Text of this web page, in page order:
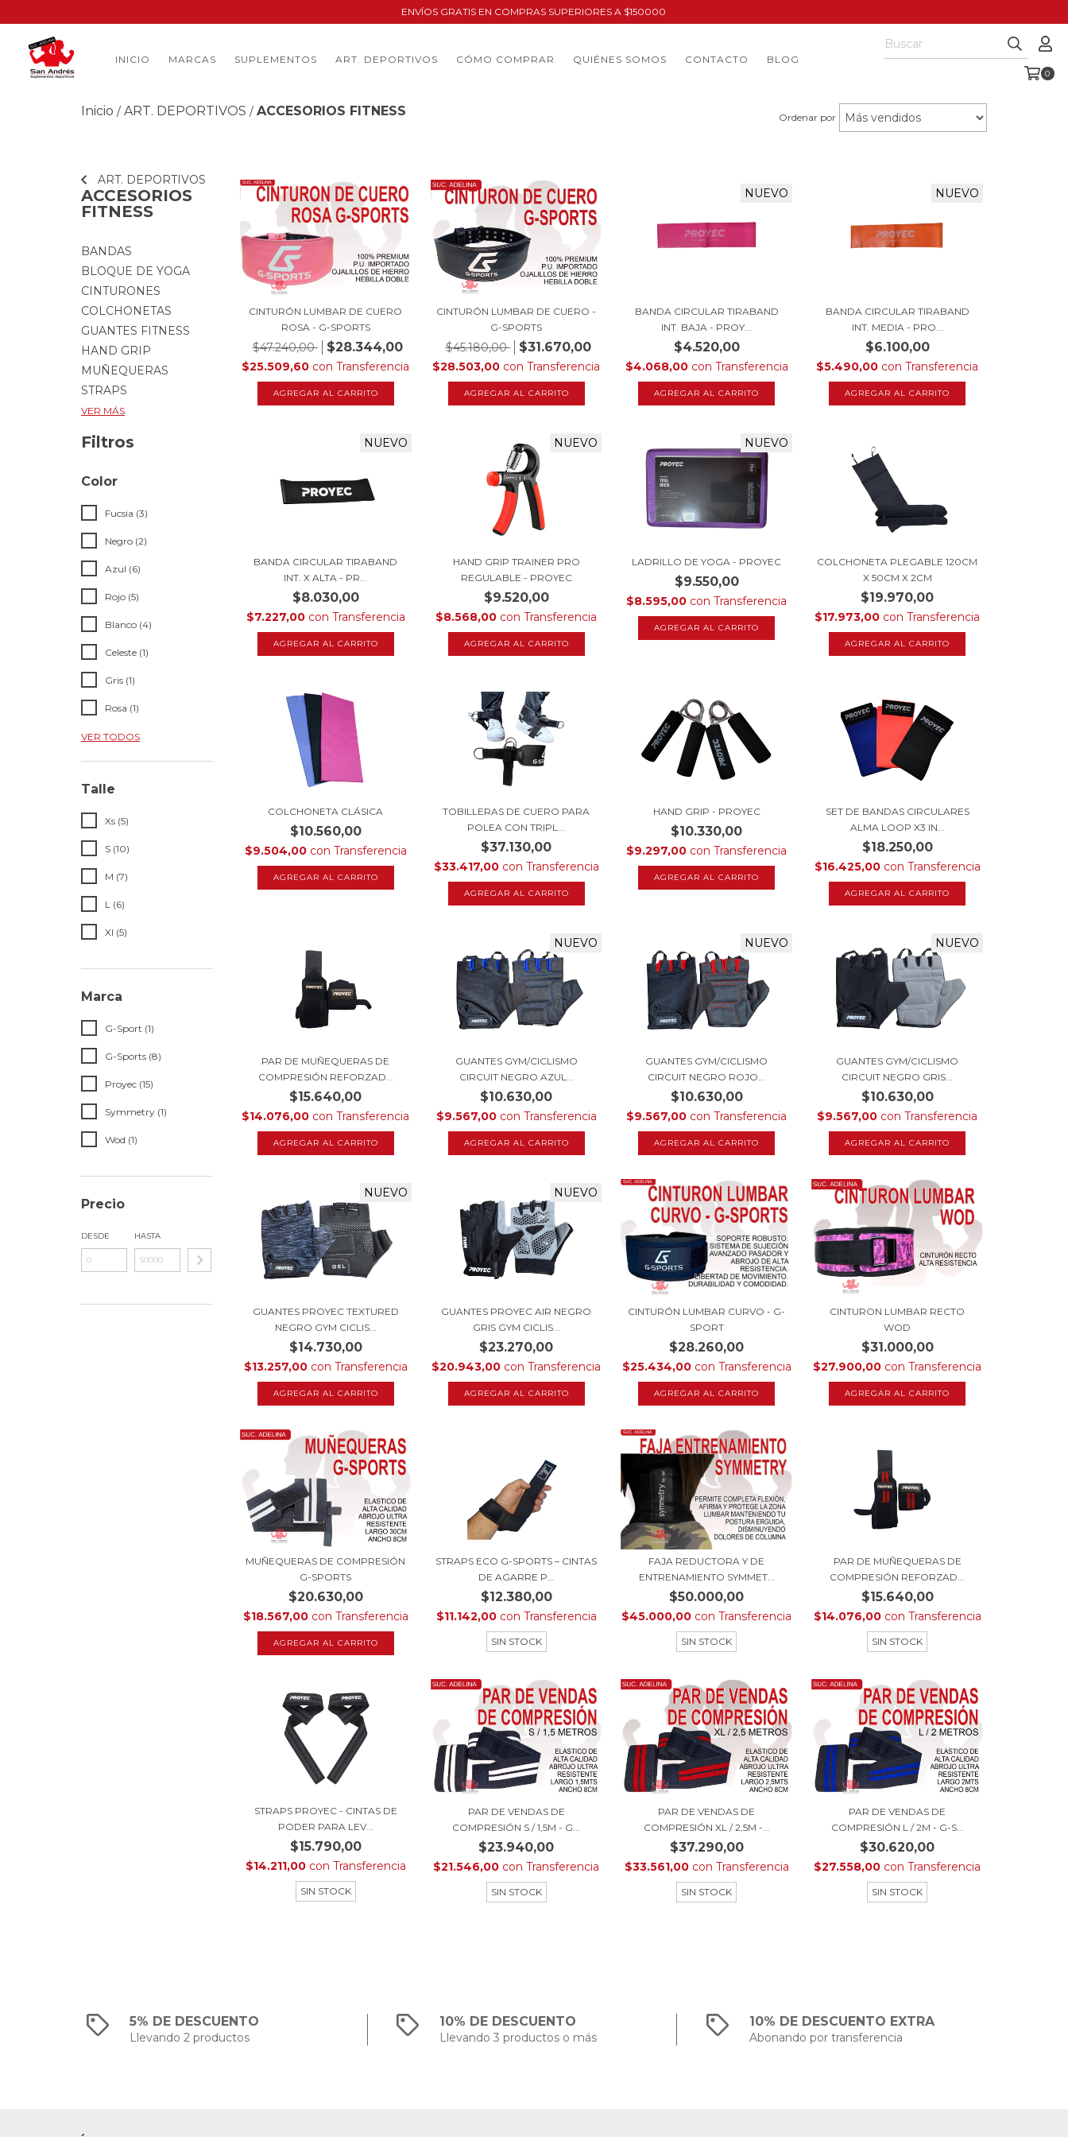
ENVÍOS GRATIS EN COMPRAS SUPERIORES A $150000
INICIO MARCAS SUPLEMENTOS ART. DEPORTIVOS CÓMO COMPRAR QUIÉNES SOMOS CONTACTO BLOG
0
Inicio / ART. DEPORTIVOS / ACCESORIOS FITNESS Ordenar por
ART. DEPORTIVOS
ACCESORIOS
FITNESS
BANDAS
BLOQUE DE YOGA
CINTURONES
COLCHONETAS
GUANTES FITNESS
HAND GRIP
MUÑEQUERAS
STRAPS
VER MÁS
Filtros
Color
Fucsia (3)
Negro (2)
Azul (6)
Rojo (5)
Blanco (4)
Celeste (1)
Gris (1)
Rosa (1)
VER TODOS
Talle
Xs (5)
S (10)
M (7)
L (6)
Xl (5)
Marca
G-Sport (1)
G-Sports (8)
Proyec (15)
Symmetry (1)
Wod (1)
Precio
DESDE HASTA
40%OFF
CINTURÓN LUMBAR DE CUERO
ROSA - G-SPORTS
$47.240,00 $28.344,00
$25.509,60 con Transferencia
AGREGAR AL CARRITO
30%OFF
CINTURÓN LUMBAR DE CUERO -
G-SPORTS
$45.180,00 $31.670,00
$28.503,00 con Transferencia
AGREGAR AL CARRITO
NUEVO
BANDA CIRCULAR TIRABAND
INT. BAJA - PROY...
$4.520,00
$4.068,00 con Transferencia
NUEVO
BANDA CIRCULAR TIRABAND
INT. MEDIA - PRO...
$6.100,00
$5.490,00 con Transferencia
NUEVO
BANDA CIRCULAR TIRABAND
INT. X ALTA - PR...
$8.030,00
$7.227,00 con Transferencia
NUEVO
HAND GRIP TRAINER PRO
REGULABLE - PROYEC
$9.520,00
$8.568,00 con Transferencia
NUEVO
LADRILLO DE YOGA - PROYEC
$9.550,00
$8.595,00 con Transferencia
AGREGAR AL CARRITO
COLCHONETA PLEGABLE 120CM
X 50CM X 2CM
$19.970,00
$17.973,00 con Transferencia
COLCHONETA CLÁSICA
$10.560,00
$9.504,00 con Transferencia
AGREGAR AL CARRITO
TOBILLERAS DE CUERO PARA
POLEA CON TRIPL...
$37.130,00
$33.417,00 con Transferencia
HAND GRIP - PROYEC
$10.330,00
$9.297,00 con Transferencia
SET DE BANDAS CIRCULARES
ALMA LOOP X3 IN...
$18.250,00
$16.425,00 con Transferencia
PAR DE MUÑEQUERAS DE
COMPRESIÓN REFORZAD...
$15.640,00
$14.076,00 con Transferencia
NUEVO
GUANTES GYM/CICLISMO
CIRCUIT NEGRO AZUL...
$10.630,00
$9.567,00 con Transferencia
AGREGAR AL CARRITO
NUEVO
GUANTES GYM/CICLISMO
CIRCUIT NEGRO ROJO...
$10.630,00
$9.567,00 con Transferencia
AGREGAR AL CARRITO
NUEVO
GUANTES GYM/CICLISMO
CIRCUIT NEGRO GRIS...
$10.630,00
$9.567,00 con Transferencia
AGREGAR AL CARRITO
NUEVO
GUANTES PROYEC TEXTURED
NEGRO GYM CICLIS...
$14.730,00
$13.257,00 con Transferencia
AGREGAR AL CARRITO
NUEVO
GUANTES PROYEC AIR NEGRO
GRIS GYM CICLIS...
$23.270,00
$20.943,00 con Transferencia
AGREGAR AL CARRITO
CINTURÓN LUMBAR CURVO - G-
SPORT
$28.260,00
$25.434,00 con Transferencia
AGREGAR AL CARRITO
CINTURON LUMBAR RECTO
WOD
$31.000,00
$27.900,00 con Transferencia
AGREGAR AL CARRITO
MUÑEQUERAS DE COMPRESIÓN
G-SPORTS
$20.630,00
$18.567,00 con Transferencia
AGREGAR AL CARRITO
STRAPS ECO G-SPORTS – CINTAS
DE AGARRE P...
$12.380,00
$11.142,00 con Transferencia
SIN STOCK
FAJA REDUCTORA Y DE
ENTRENAMIENTO SYMMET...
$50.000,00
$45.000,00 con Transferencia
SIN STOCK
PAR DE MUÑEQUERAS DE
COMPRESIÓN REFORZAD...
$15.640,00
$14.076,00 con Transferencia
SIN STOCK
STRAPS PROYEC - CINTAS DE
PODER PARA LEV...
$15.790,00
$14.211,00 con Transferencia
SIN STOCK
PAR DE VENDAS DE
COMPRESIÓN S / 1,5M - G...
$23.940,00
$21.546,00 con Transferencia
SIN STOCK
PAR DE VENDAS DE
COMPRESIÓN XL / 2,5M -...
$37.290,00
$33.561,00 con Transferencia
SIN STOCK
PAR DE VENDAS DE
COMPRESIÓN L / 2M - G-S...
$30.620,00
$27.558,00 con Transferencia
SIN STOCK
5% DE DESCUENTO
Llevando 2 productos
10% DE DESCUENTO
Llevando 3 productos o más
10% DE DESCUENTO EXTRA
Abonando por transferencia